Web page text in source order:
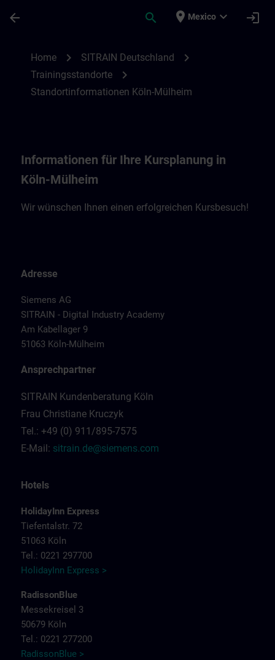
arrow_back search place Mexico expand_more login
Home chevron_right SITRAIN Deutschland chevron_right
Trainingsstandorte chevron_right
Standortinformationen Köln-Mülheim
Informationen für Ihre Kursplanung in
Köln-Mülheim
Wir wünschen Ihnen einen erfolgreichen Kursbesuch!
Adresse
Siemens AG
SITRAIN - Digital Industry Academy
Am Kabellager 9
51063 Köln-Mülheim
Ansprechpartner
SITRAIN Kundenberatung Köln
Frau Christiane Kruczyk
Tel.: +49 (0) 911/895-7575
E-Mail: sitrain.de@siemens.com
Hotels
HolidayInn Express
Tiefentalstr. 72
51063 Köln
Tel.: 0221 297700
HolidayInn Express >
RadissonBlue
Messekreisel 3
50679 Köln
Tel.: 0221 277200
RadissonBlue >